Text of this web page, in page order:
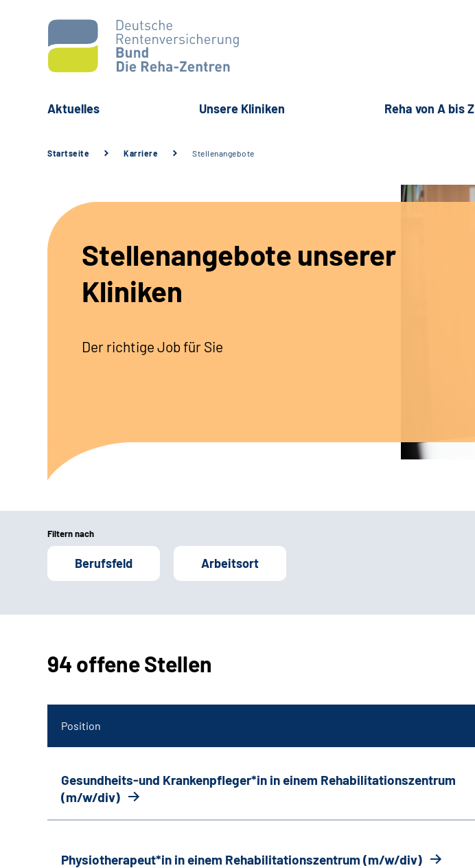
Aktuelles Unsere Kliniken Reha von A bis Z
Startseite Karriere Stellenangebote
Stellenangebote unserer
Kliniken
Der richtige Job für Sie
Filtern nach
Berufsfeld Arbeitsort
94 offene Stellen
Position
Gesundheits-und Krankenpfleger*in in einem Rehabilitationszentrum
(m/w/div)
Physiotherapeut*in in einem Rehabilitationszentrum (m/w/div)